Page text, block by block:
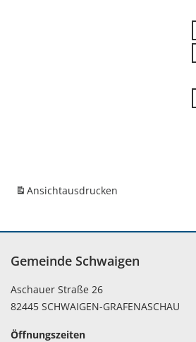
Ansichtausdrucken
Gemeinde Schwaigen
Aschauer Straße 26
82445 SCHWAIGEN-GRAFENASCHAU
Öffnungszeiten